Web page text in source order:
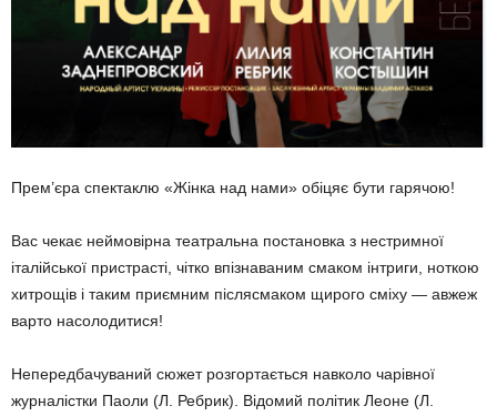
Прем’єра спектаклю «Жінка над нами» обіцяє бути гарячою!
Вас чекає неймовірна театральна постановка з нестримної
італійської пристрасті, чітко впізнаваним смаком інтриги, ноткою
хитрощів і таким приємним післясмаком щирого сміху — авжеж
варто насолодитися!
Непередбачуваний сюжет розгортається навколо чарівної
журналістки Паоли (Л. Ребрик). Відомий політик Леоне (Л.